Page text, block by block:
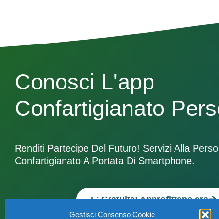
Gestisci Consenso Cookie
Conosci L'app
Confartigianato
Renditi Partecipe Del Futuro! Servizi Alla
Confartigianato A Portata Di Smartphone.
E' Gratuita! Approfittane ora